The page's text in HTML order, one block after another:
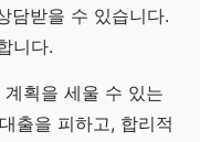
담받을 수 있습니다.
니다.
획을 세울 수 있는
출을 피하고, 합리적